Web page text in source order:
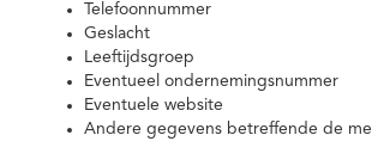
Telefoonnummer
Geslacht
Leeftijdsgroep
Eventueel ondernemingsnummer
Eventuele website
Andere gegevens betreffende de